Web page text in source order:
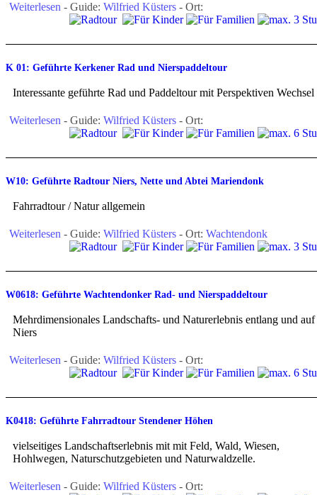
Weiterlesen - Guide: Wilfried Küsters - Ort:
K 01: Geführte Kerkener Rad und Nierspaddeltour
Interessante geführte Rad und Paddeltour mit Perspektiven Wechsel
Weiterlesen - Guide: Wilfried Küsters - Ort:
W10: Geführte Radtour Niers, Nette und Abtei Mariendonk
Fahrradtour / Natur allgemein
Weiterlesen - Guide: Wilfried Küsters - Ort: Wachtendonk
W0618: Geführte Wachtendonker Rad- und Nierspaddeltour
Mehrdimensionales Landschafts- und Naturerlebnis entlang und auf
Niers
Weiterlesen - Guide: Wilfried Küsters - Ort:
K0418: Geführte Fahrradtour Stendener Höhen
vielseitiges Landschaftserlebnis mit mit Feld, Wald, Wiesen,
Hohlwegen, Naturschutzgebieten und Naturwaldzelle.
Weiterlesen - Guide: Wilfried Küsters - Ort: